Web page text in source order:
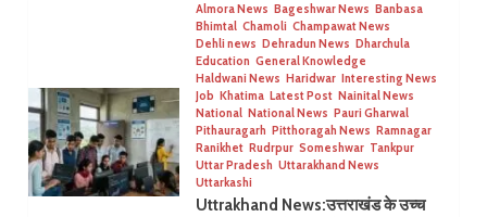
Almora News Bageshwar News Banbasa
Bhimtal Chamoli Champawat News
Dehli news Dehradun News Dharchula
Education General Knowledge
Haldwani News Haridwar Interesting News
Job Khatima Latest Post Nainital News
National National News Pauri Gharwal
Pithauragarh Pitthoragah News Ramnagar
Ranikhet Rudrpur Someshwar Tankpur
Uttar Pradesh Uttarakhand News
Uttarkashi
Uttrakhand News:उत्तराखंड के उच्च